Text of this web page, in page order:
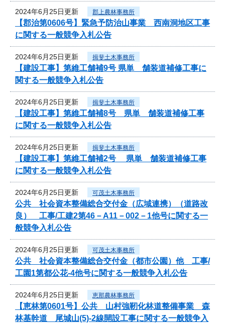
2024年6月25日更新 郡上農林事務所
【郡治第0606号】緊急予防治山事業 西南洞地区工事
に関する一般競争入札公告
2024年6月25日更新 揖斐土木事務所
【建設工事】第維工舗補9号 県単 舗装道補修工事に
関する一般競争入札公告
2024年6月25日更新 揖斐土木事務所
【建設工事】第維工舗補8号 県単 舗装道補修工事
に関する一般競争入札公告
2024年6月25日更新 揖斐土木事務所
【建設工事】第維工舗補2号 県単 舗装道補修工事
に関する一般競争入札公告
2024年6月25日更新 可茂土木事務所
公共 社会資本整備総合交付金（広域連携）（道路改
良） 工事/工建2第46－A11－002－1他号に関する一
般競争入札公告
2024年6月25日更新 可茂土木事務所
公共 社会資本整備総合交付金（都市公園）他 工事/
工園1第都公花-4他号に関する一般競争入札公告
2024年6月25日更新 恵那農林事務所
【恵林第0601号】公共 山村強靭化林道整備事業 森
林基幹道 尾城山(5)-2線開設工事に関する一般競争入